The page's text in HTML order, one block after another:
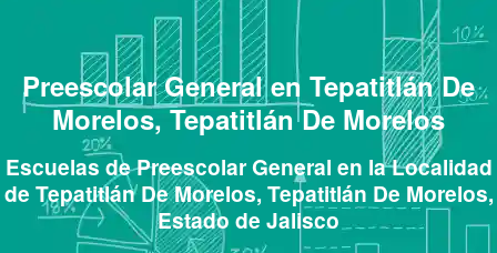
Preescolar General en Tepatitlán De
Morelos, Tepatitlán De Morelos
Escuelas de Preescolar General en la Localidad
de Tepatitlán De Morelos, Tepatitlán De Morelos,
Estado de Jalisco